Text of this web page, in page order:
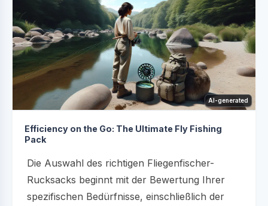
AI-generated
Efficiency on the Go: The Ultimate Fly Fishing
Pack
Die Auswahl des richtigen Fliegenfischer-
Rucksacks beginnt mit der Bewertung Ihrer
spezifischen Bedürfnisse, einschließlich der